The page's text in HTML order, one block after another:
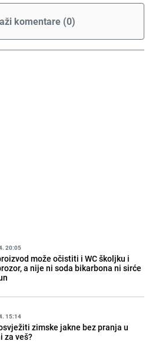
komentare (0)
20:05
može očistiti i WC školjku i
a nije ni soda bikarbona ni sirće
15:14
zimske jakne bez pranja u
za veš?